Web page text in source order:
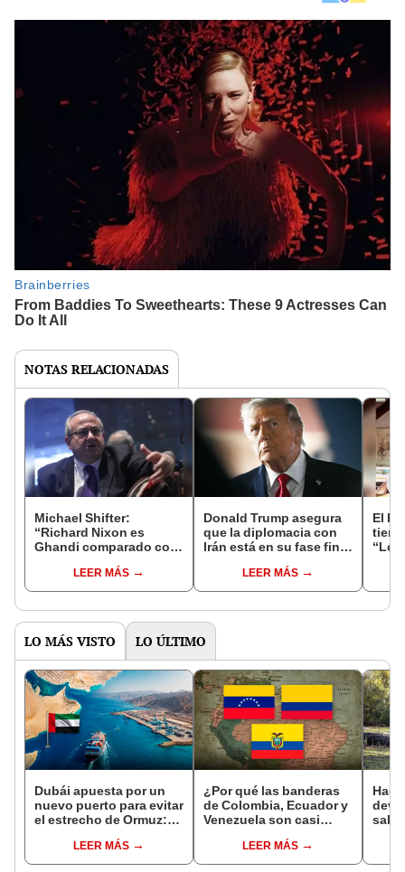
NOTAS RELACIONADAS
Michael Shifter:
“Richard Nixon es
Ghandi comparado con
LEER MÁS
Donald Trump asegura
que la diplomacia con
Irán está en su fase final
en dos o tres días
LEER MÁS
El
LO MÁS VISTO LO ÚLTIMO
Dubái apuesta por un
nuevo puerto para evitar
el estrecho de Ormuz:
capacidad y reforzará el
comercio mundial
LEER MÁS
¿Por qué las banderas
de Colombia, Ecuador y
Venezuela son casi
LEER MÁS
de